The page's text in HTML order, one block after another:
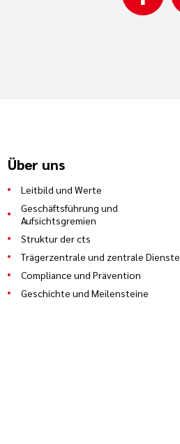
Über uns
Leitbild und Werte
Geschäftsführung und
Aufsichtsgremien
Struktur der cts
Trägerzentrale und zentrale Dienste
Compliance und Prävention
Geschichte und Meilensteine